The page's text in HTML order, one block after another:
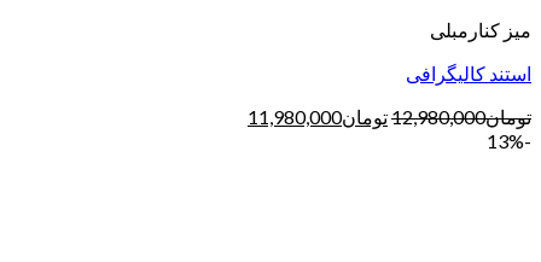
میز کنارمبلی
استند کالیگرافی
تومان12,980,000تومان11,980,000
-13%